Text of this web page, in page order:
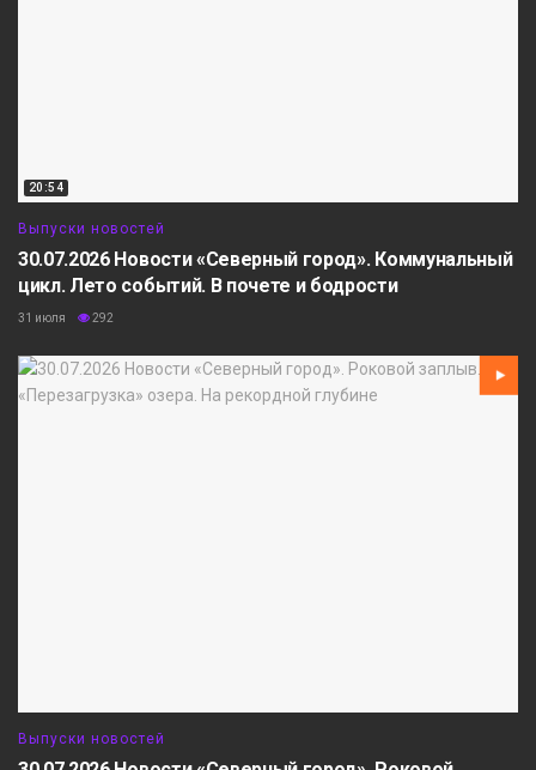
20:54
Выпуски новостей
30.07.2026 Новости «Северный город». Коммунальный
цикл. Лето событий. В почете и бодрости
31 июля 292
Выпуски новостей